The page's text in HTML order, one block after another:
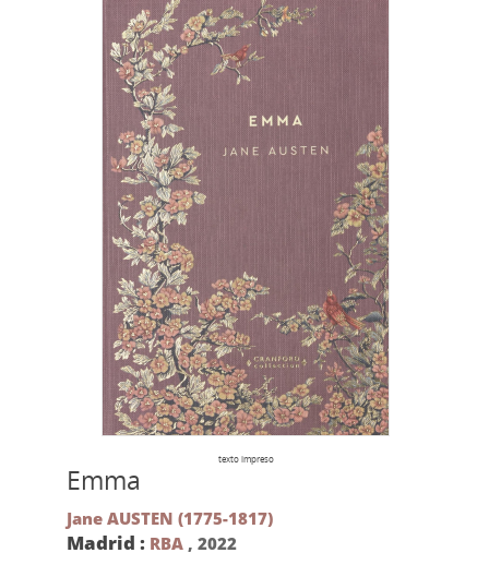
texto impreso
Emma
Jane AUSTEN (1775-1817)
Madrid : RBA , 2022